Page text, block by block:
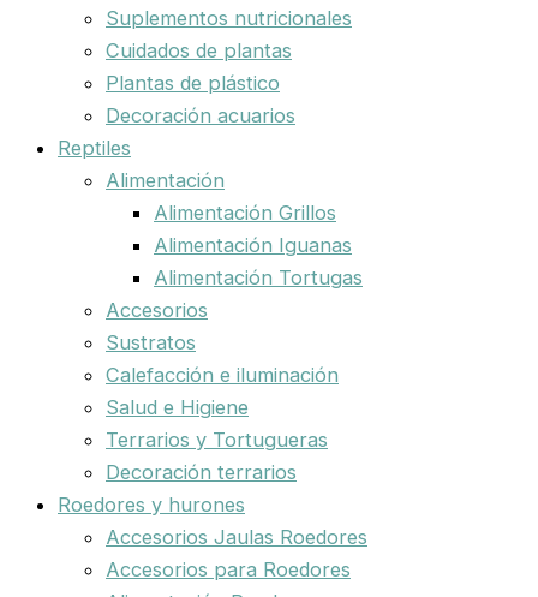
Suplementos nutricionales
Cuidados de plantas
Plantas de plástico
Decoración acuarios
Reptiles
Alimentación
Alimentación Grillos
Alimentación Iguanas
Alimentación Tortugas
Accesorios
Sustratos
Calefacción e iluminación
Salud e Higiene
Terrarios y Tortugueras
Decoración terrarios
Roedores y hurones
Accesorios Jaulas Roedores
Accesorios para Roedores